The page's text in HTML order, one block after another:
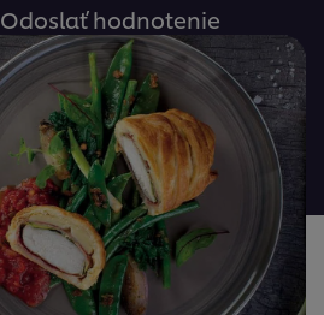
Pre
túto
recipe
neboli
odoslané
žiadne
hodnotenia
Odoslať hodnotenie